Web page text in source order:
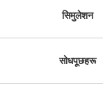
सिमुलेशन
सोधपूछहरू